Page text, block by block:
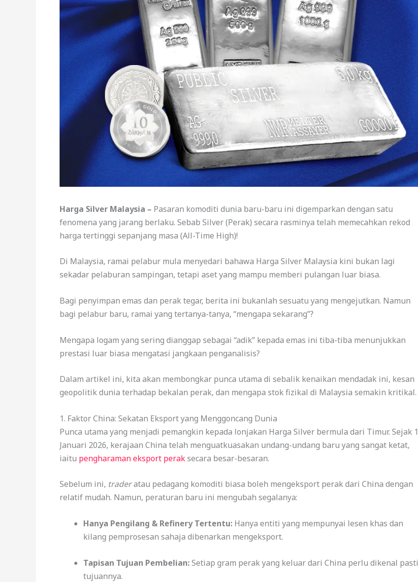
Harga Silver Malaysia – Pasaran komoditi dunia baru-baru ini digemparkan dengan satu
fenomena yang jarang berlaku. Sebab Silver (Perak) secara rasminya telah memecahkan rekod
harga tertinggi sepanjang masa (All-Time High)!
Di Malaysia, ramai pelabur mula menyedari bahawa Harga Silver Malaysia kini bukan lagi
sekadar pelaburan sampingan, tetapi aset yang mampu memberi pulangan luar biasa.
Bagi penyimpan emas dan perak tegar, berita ini bukanlah sesuatu yang mengejutkan. Namun
bagi pelabur baru, ramai yang tertanya-tanya, “mengapa sekarang”?
Mengapa logam yang sering dianggap sebagai “adik” kepada emas ini tiba-tiba menunjukkan
prestasi luar biasa mengatasi jangkaan penganalisis?
Dalam artikel ini, kita akan membongkar punca utama di sebalik kenaikan mendadak ini, kesan
geopolitik dunia terhadap bekalan perak, dan mengapa stok fizikal di Malaysia semakin kritikal.
1. Faktor China: Sekatan Eksport yang Menggoncang Dunia
Punca utama yang menjadi pemangkin kepada lonjakan Harga Silver bermula dari Timur. Sejak 1
Januari 2026, kerajaan China telah menguatkuasakan undang-undang baru yang sangat ketat,
iaitu pengharaman eksport peraksecara besar-besaran.
Sebelum ini, traderatau pedagang komoditi biasa boleh mengeksport perak dari China dengan
relatif mudah. Namun, peraturan baru ini mengubah segalanya:
Hanya Pengilang & Refinery Tertentu: Hanya entiti yang mempunyai lesen khas dan
kilang pemprosesan sahaja dibenarkan mengeksport.
Tapisan Tujuan Pembelian:Setiap gram perak yang keluar dari China perlu dikenal pasti
tujuannya.